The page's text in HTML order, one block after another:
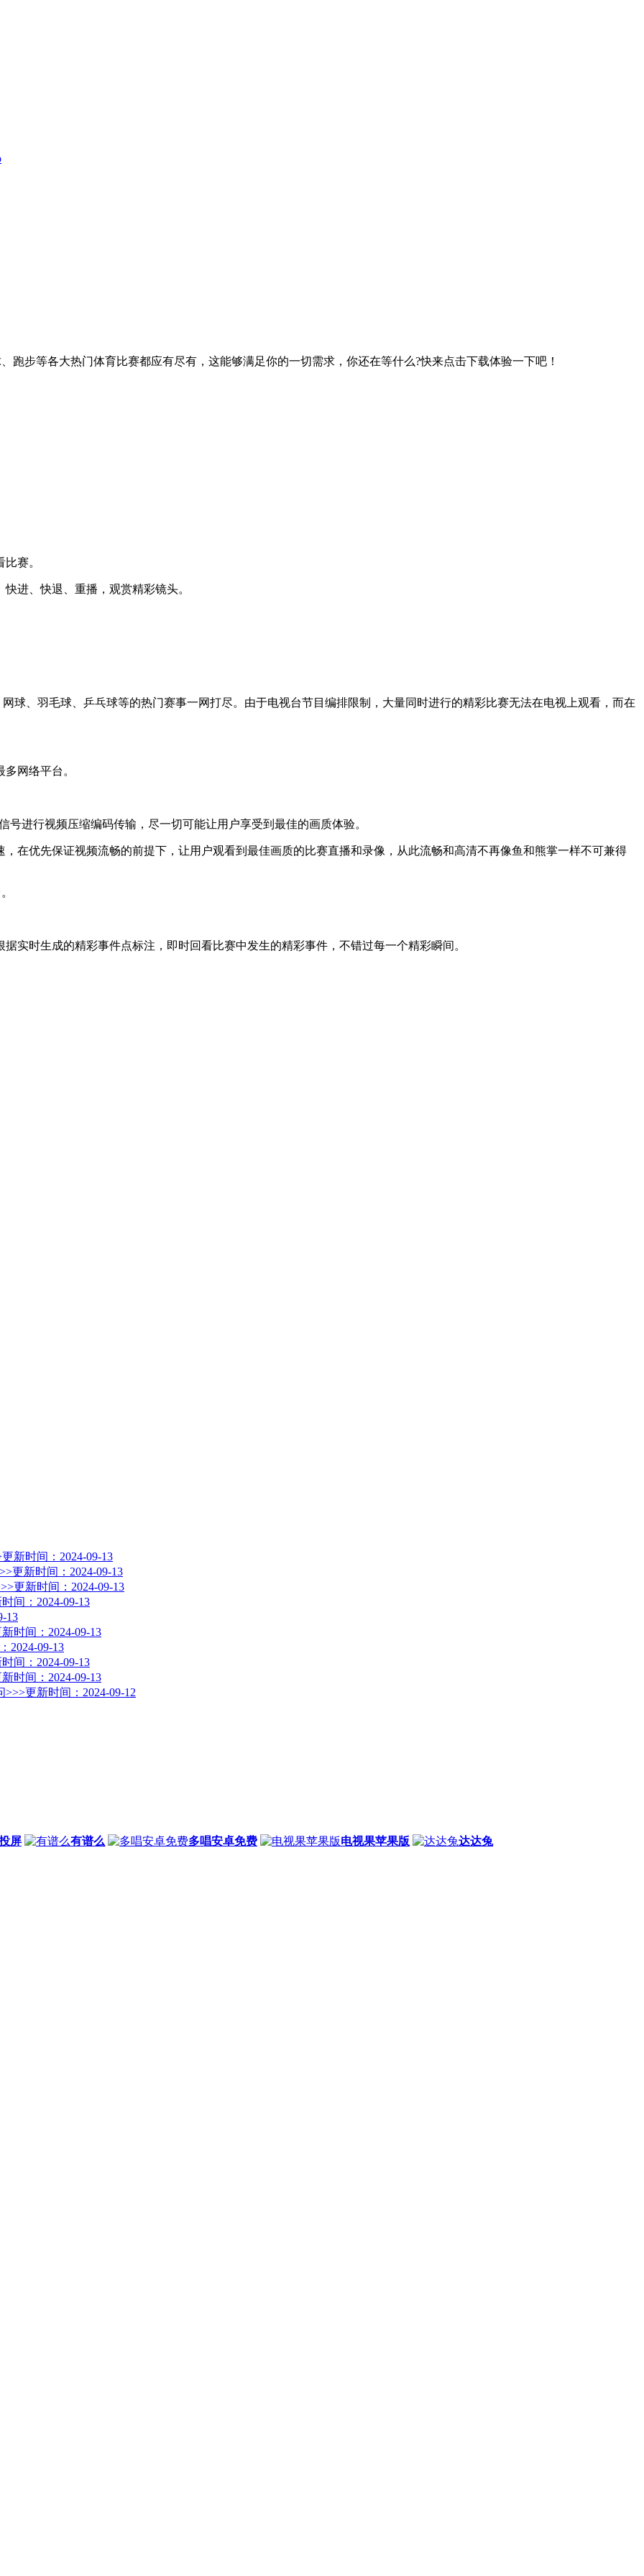
跑步等各大热门体育比赛都应有尽有，这能够满足你的一切需求，你还在等什么?快来点击下载体验一下吧！
赛。
进、快退、重播，观赏精彩镜头。
球、羽毛球、乒乓球等的热门赛事一网打尽。由于电视台节目编排限制，大量同时进行的精彩比赛无法在电视上观看，而在
网络平台。
进行视频压缩编码传输，尽一切可能让用户享受到最佳的画质体验。
在优先保证视频流畅的前提下，让用户观看到最佳画质的比赛直播和录像，从此流畅和高清不再像鱼和熊掌一样不可兼得
实时生成的精彩事件点标注，即时回看比赛中发生的精彩事件，不错过每一个精彩瞬间。
更新时间：2024-09-13
更新时间：2024-09-13
更新时间：2024-09-13
间：2024-09-13
13
时间：2024-09-13
2024-09-13
间：2024-09-13
时间：2024-09-13
>>>更新时间：2024-09-12
屏 有谱么 多唱安卓免费 电视果苹果版 达达兔